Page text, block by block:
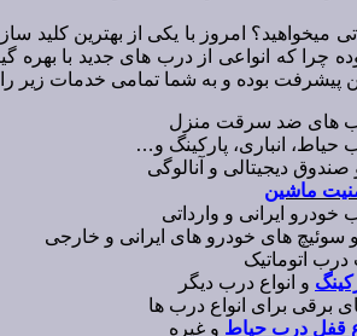
میخواهید؟ امروز با یکی از بهترین
چرا که انواعی از درب های جدید با
پیشرفت بوده و به شما تمامی خدمات زیر را
های ضد سرقت منزل
حیاط، انباری، پارکینگ و…
صندوق دیجیتالی و آنالوگی
ماشین
خودرو ایرانی و وارداتی
سوئیچ های خودرو های ایرانی و خارجی
درب اتوماتیک
و انواع درب دیگر
برقی برای انواع درب ها
قفل درب حیاط و غیره